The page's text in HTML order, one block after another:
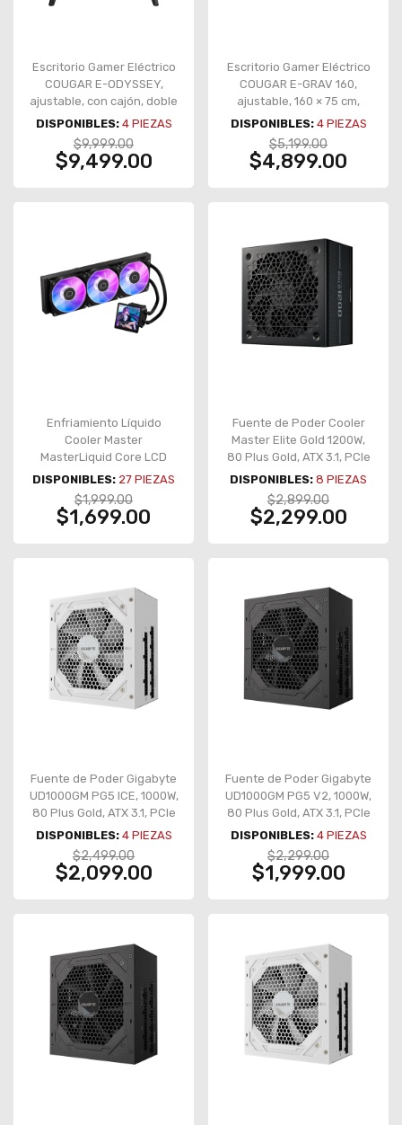
Escritorio Gamer Eléctrico
COUGAR E-ODYSSEY,
ajustable, con cajón, doble
motor, 150 × 70 cm – E-
ODYSSEY
DISPONIBLES: 4PIEZAS
$9,999.00
$9,499.00
Escritorio Gamer Eléctrico
COUGAR E-GRAV 160,
ajustable, 160 × 75 cm,
doble motor, 120 kg – CGR-
E-GRAV160
DISPONIBLES: 4PIEZAS
$5,199.00
$4,899.00
Enfriamiento Líquido
Cooler Master
MasterLiquid Core LCD
360, AIO 360 mm, pantalla
LCD 4", ARGB, negro – MLX-
D36M-A18PA-RL
DISPONIBLES: 27 PIEZAS
$1,999.00
$1,699.00
Fuente de Poder Cooler
Master Elite Gold 1200W,
80 Plus Gold, ATX 3.1, PCIe
5.1, full modular – MPW-
C001-AFAG-BUS
DISPONIBLES: 8 PIEZAS
$2,899.00
$2,299.00
Fuente de Poder Gigabyte
UD1000GM PG5 ICE, 1000W,
80 Plus Gold, ATX 3.1, PCIe
5.1, full modular, blanco –
GP-UD1000GM PG5 ICE
DISPONIBLES: 4PIEZAS
$2,499.00
$2,099.00
Fuente de Poder Gigabyte
UD1000GM PG5 V2, 1000W,
80 Plus Gold, ATX 3.1, PCIe
5.1, full modular – GP-
UD1000GM PG5 V2
DISPONIBLES: 4PIEZAS
$2,299.00
$1,999.00